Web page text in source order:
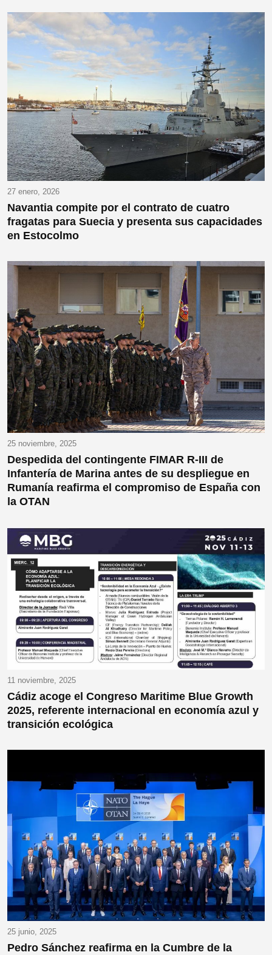
27 enero, 2026
Navantia compite por el contrato de cuatro
fragatas para Suecia y presenta sus capacidades
en Estocolmo
25 noviembre, 2025
Despedida del contingente FIMAR R-III de
Infantería de Marina antes de su despliegue en
Rumanía reafirma el compromiso de España con
la OTAN
11 noviembre, 2025
Cádiz acoge el Congreso Maritime Blue Growth
2025, referente internacional en economía azul y
transición ecológica
25 junio, 2025
Pedro Sánchez reafirma en la Cumbre de la